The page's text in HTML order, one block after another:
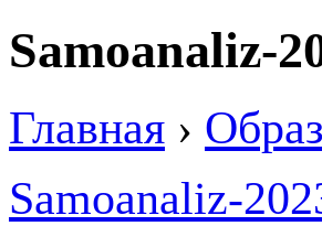
Samoanaliz-
Главная ›
Samoanaliz-